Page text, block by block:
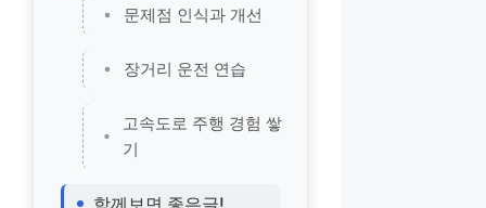
문제점 인식과 개선
장거리 운전 연습
고속도로 주행 경험 쌓
기
함께보면 좋은글!